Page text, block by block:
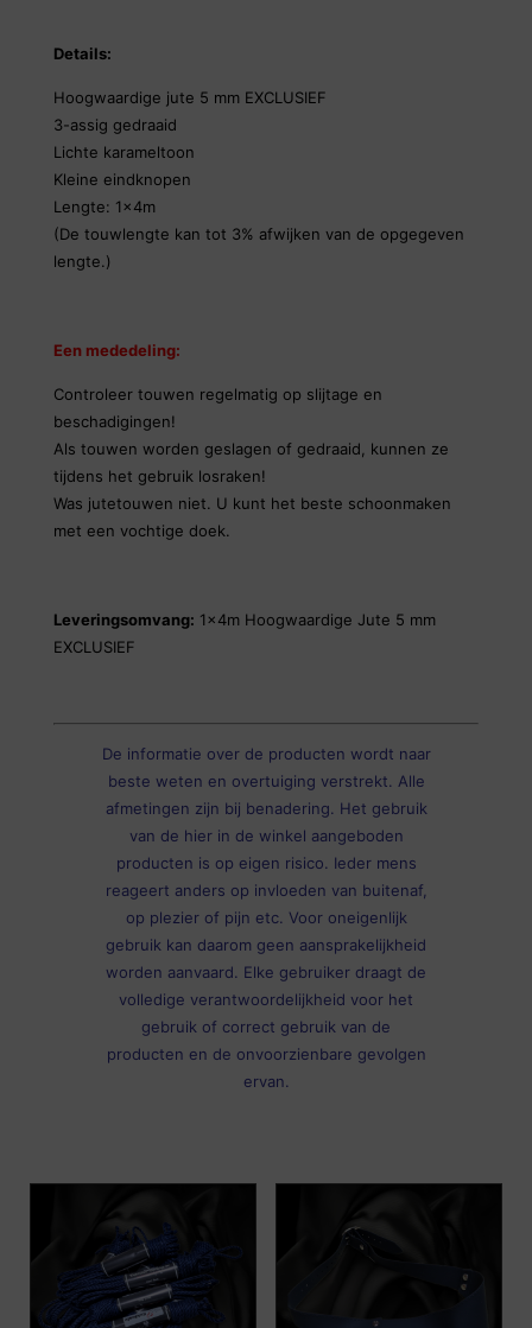
Details:
Hoogwaardige jute 5 mm EXCLUSIEF
3-assig gedraaid
Lichte karameltoon
Kleine eindknopen
Lengte: 1x4m
(De touwlengte kan tot 3% afwijken van de opgegeven
lengte.)
Een mededeling:
Controleer touwen regelmatig op slijtage en
beschadigingen!
Als touwen worden geslagen of gedraaid, kunnen ze
tijdens het gebruik losraken!
Was jutetouwen niet. U kunt het beste schoonmaken
met een vochtige doek.
Leveringsomvang: 1x4m Hoogwaardige Jute 5 mm
EXCLUSIEF
De informatie over de producten wordt naar
beste weten en overtuiging verstrekt. Alle
afmetingen zijn bij benadering. Het gebruik
van de hier in de winkel aangeboden
producten is op eigen risico. Ieder mens
reageert anders op invloeden van buitenaf,
op plezier of pijn etc. Voor oneigenlijk
gebruik kan daarom geen aansprakelijkheid
worden aanvaard. Elke gebruiker draagt de
volledige verantwoordelijkheid voor het
gebruik of correct gebruik van de
producten en de onvoorzienbare gevolgen
ervan.